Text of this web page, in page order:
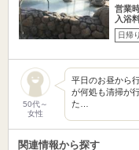
営業
入浴
日帰り
50代～
女性
平日のお昼から
が何処も清掃が
た…
関連情報から探す